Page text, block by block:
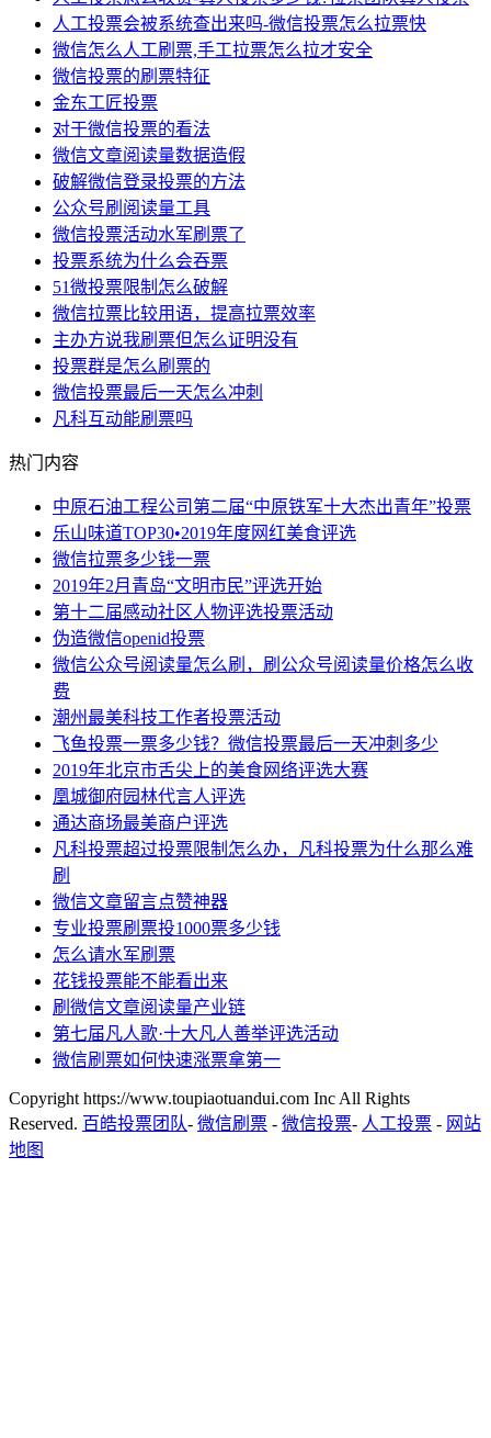
人工投票会被系统查出来吗-微信投票怎么拉票快
微信怎么人工刷票,手工拉票怎么拉才安全
微信投票的刷票特征
金东工匠投票
对于微信投票的看法
微信文章阅读量数据造假
破解微信登录投票的方法
公众号刷阅读量工具
微信投票活动水军刷票了
投票系统为什么会吞票
51微投票限制怎么破解
微信拉票比较用语，提高拉票效率
主办方说我刷票但怎么证明没有
投票群是怎么刷票的
微信投票最后一天怎么冲刺
凡科互动能刷票吗
热门内容
中原石油工程公司第二届“中原铁军十大杰出青年”投票
乐山味道TOP30•2019年度网红美食评选
微信拉票多少钱一票
2019年2月青岛“文明市民”评选开始
第十二届感动社区人物评选投票活动
伪造微信openid投票
微信公众号阅读量怎么刷，刷公众号阅读量价格怎么收
费
潮州最美科技工作者投票活动
飞鱼投票一票多少钱？微信投票最后一天冲刺多少
2019年北京市舌尖上的美食网络评选大赛
凰城御府园林代言人评选
通达商场最美商户评选
凡科投票超过投票限制怎么办，凡科投票为什么那么难
刷
微信文章留言点赞神器
专业投票刷票投1000票多少钱
怎么请水军刷票
花钱投票能不能看出来
刷微信文章阅读量产业链
第七届凡人歌·十大凡人善举评选活动
微信刷票如何快速涨票拿第一
Copyright https://www.toupiaotuandui.com Inc All Rights
Reserved. 百皓投票团队- 微信刷票 - 微信投票- 人工投票 - 网站
地图